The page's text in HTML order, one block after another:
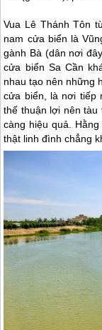
Vua Lê Thánh Tôn
nam cửa biển là
gành Bà (dân nơi
cửa biển Sa Cần
nhau tạo nên những
cửa biển, là nơi tiếp
thế thuận lợi nên tàu
càng hiệu quả.
thật linh đình chẳng